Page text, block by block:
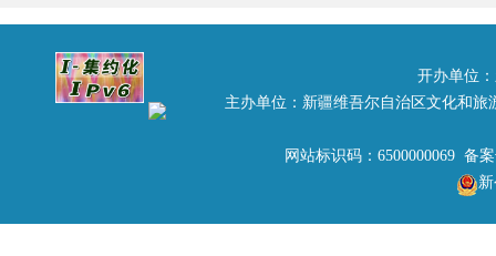
新旅2016003
三、招标人名称
新疆维吾尔自治区旅游局
地 址：乌鲁木齐市金银
联系人：
开办单位
主办单位：新疆维吾尔自治区文化和
网站标识码：6500000069 备